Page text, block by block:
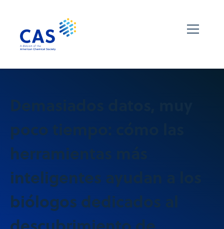
Demasiados datos, muy
poco tiempo: cómo las
herramientas más
inteligentes ayudan a los
biólogos dedicados al